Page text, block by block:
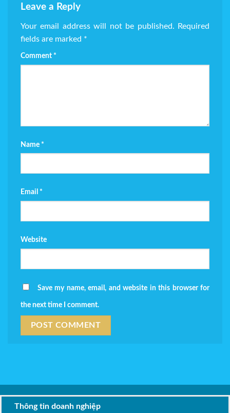
Leave a Reply
Your email address will not be published.
Required
fields are marked *
Comment *
Name *
Email *
Website
Save my name, email, and website in this browser for
the next time I comment.
Thông tin doanh nghiệp